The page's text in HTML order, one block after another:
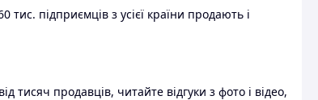
підприємців з усієї країни продають і
тисяч продавців, читайте відгуки з фото і відео,